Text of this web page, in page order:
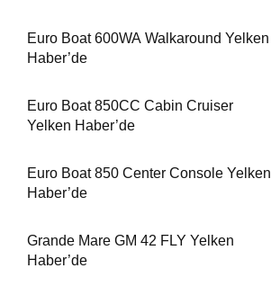
Euro Boat 600WA Walkaround Yelken
Haber’de
Euro Boat 850CC Cabin Cruiser
Yelken Haber’de
Euro Boat 850 Center Console Yelken
Haber’de
Grande Mare GM 42 FLY Yelken
Haber’de